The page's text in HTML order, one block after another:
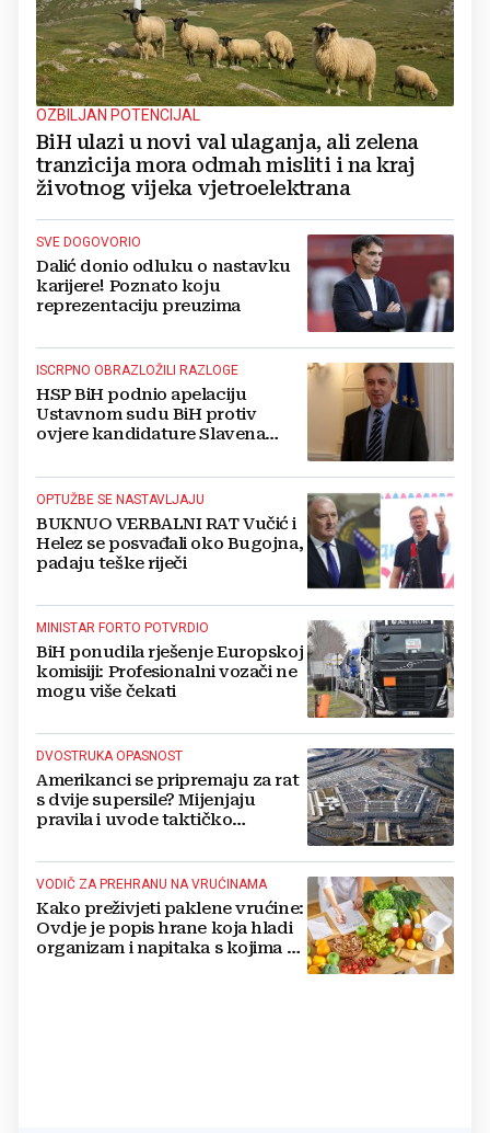
OZBILJAN POTENCIJAL
BiH ulazi u novi val ulaganja, ali zelena
tranzicija mora odmah misliti i na kraj
životnog vijeka vjetroelektrana
SVE DOGOVORIO
Dalić donio odluku o nastavku
karijere! Poznato koju
reprezentaciju preuzima
ISCRPNO OBRAZLOŽILI RAZLOGE
HSP BiH podnio apelaciju
Ustavnom sudu BiH protiv
ovjere kandidature Slavena
OPTUŽBE SE NASTAVLJAJU
BUKNUO VERBALNI RAT Vučić i
Helez se posvađali oko Bugojna,
padaju teške riječi
MINISTAR FORTO POTVRDIO
BiH ponudila rješenje Europskoj
komisiji: Profesionalni vozači ne
mogu više čekati
DVOSTRUKA OPASNOST
Amerikanci se pripremaju za rat
s dvije supersile? Mijenjaju
pravila i uvode taktičko
VODIČ ZA PREHRANU NA VRUĆINAMA
Kako preživjeti paklene vrućine:
Ovdje je popis hrane koja hladi
organizam i napitaka s kojima si